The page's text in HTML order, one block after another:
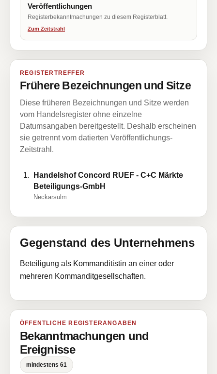
Veröffentlichungen
Registerbekanntmachungen zu diesem Registerblatt.
Zum Zeitstrahl
REGISTERTREFFER
Frühere Bezeichnungen und Sitze
Diese früheren Bezeichnungen und Sitze werden
vom Handelsregister ohne einzelne
Datumsangaben bereitgestellt. Deshalb erscheinen
sie getrennt vom datierten Veröffentlichungs-
Zeitstrahl.
Handelshof Concord RUEF - C+C Märkte
Beteiligungs-GmbH
Neckarsulm
Gegenstand des Unternehmens
Beteiligung als Kommanditistin an einer oder
mehreren Kommanditgesellschaften.
ÖFFENTLICHE REGISTERANGABEN
Bekanntmachungen und
Ereignisse
mindestens 61